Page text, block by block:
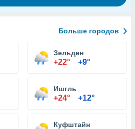
Больше городов
Зельден
+22° +9°
Ишгль
+24° +12°
Куфштайн